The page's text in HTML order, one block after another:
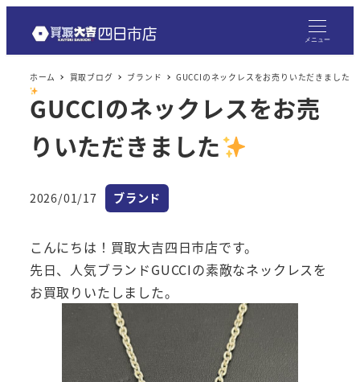
メニュー
ホーム 買取ブログ ブランド GUCCIのネックレスをお売りいただきました
GUCCIのネックレスをお売
りいただきました
投稿日
2026/01/17 カテゴリー
ブランド
こんにちは！買取大吉四日市店です。
先日、人気ブランドGUCCIの素敵なネックレスを
お買取りいたしました。